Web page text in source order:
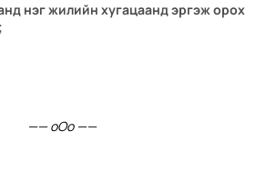
нэг жилийн хугацаанд эргэж орох
—— оОо ——